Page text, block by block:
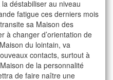
déstabiliser au niveau
fatigue ces derniers mois
sa Maison des
à changer d’orientation de
du lointain, va
contacts, surtout à
de la personnalité
de faire naître une